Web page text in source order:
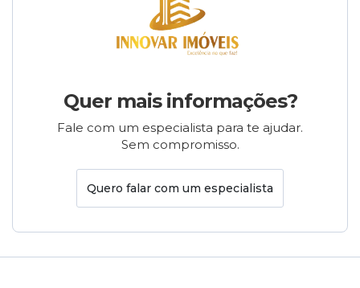
Quer mais informações?
Fale com um especialista para te ajudar.
Sem compromisso.
Quero falar com um especialista